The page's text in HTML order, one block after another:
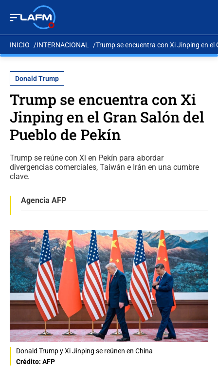
INICIO INTERNACIONAL Trump se encuentra con Xi Jinping en el
Donald Trump
Trump se encuentra con Xi
Jinping en el Gran Salón del
Pueblo de Pekín
Trump se reúne con Xi en Pekín para abordar
divergencias comerciales, Taiwán e Irán en una cumbre
clave.
Agencia AFP
Donald Trump y Xi Jinping se reúnen en China
Crédito: AFP